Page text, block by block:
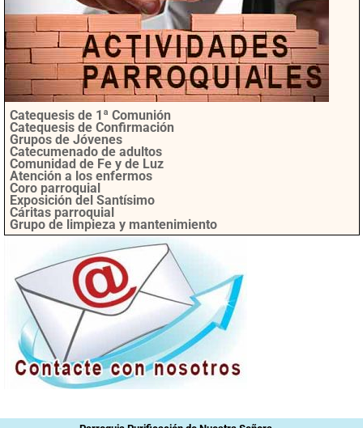
Catequesis de 1ª Comunión
Catequesis de Confirmación
Grupos de Jóvenes
Catecumenado de adultos
Comunidad de Fe y de Luz
Atención a los enfermos
Coro parroquial
Exposición del Santísimo
Cáritas parroquial
Grupo de limpieza y mantenimiento